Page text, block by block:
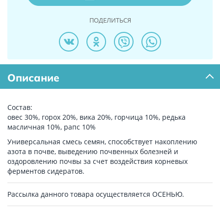
ПОДЕЛИТЬСЯ
Описание
Состав:
овес 30%, горох 20%, вика 20%, горчица 10%, редька
масличная 10%, рапс 10%
Универсальная смесь семян, способствует накоплению
азота в почве, выведению почвенных болезней и
оздоровлению почвы за счет воздействия корневых
ферментов сидератов.
Рассылка данного товара осуществляется ОСЕНЬЮ.